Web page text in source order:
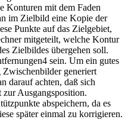
Konturen mit dem Faden
im Zielbild eine Kopie der
Punkte auf das Zielgebiet,
mitgeteilt, welche Kontur
Zielbildes übergehen soll.
sein. Um ein gutes
Zwischenbilder generiert
darauf achten, daß sich
Ausgangsposition.
abspeichern, da es
später einmal zu korrigieren.